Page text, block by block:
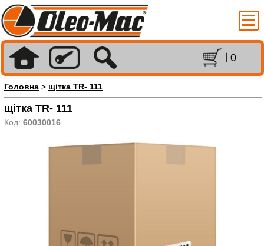
0
Головна > щітка TR- 111
щітка TR- 111
Код: 60030016